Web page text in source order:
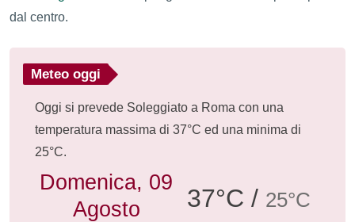
dal centro.
Meteo oggi
Oggi si prevede Soleggiato a Roma con una
temperatura massima di 37°C ed una minima di
25°C.
Domenica, 09
Agosto
37°C / 25°C